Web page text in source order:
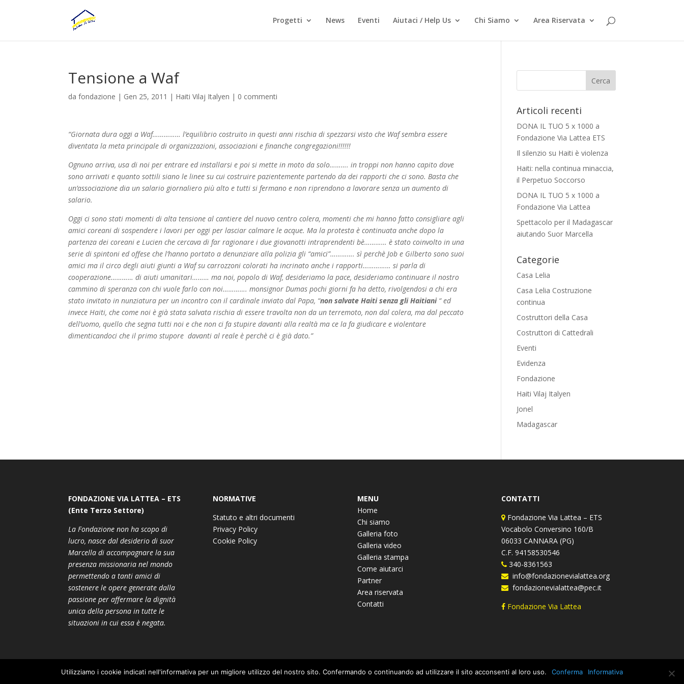
Progetti News Eventi Aiutaci / Help Us Chi Siamo Area Riservata
Tensione a Waf
dafondazione | Gen 25, 2011 | Haiti Vilaj Italyen | 0 commenti
“Giornata dura oggi a Waf…………… l’equilibrio costruito in questi anni rischia di spezzarsi visto che Waf sembra essere
diventata la meta principale di organizzazioni, associazioni e finanche congregazioni!!!!!!
Ognuno arriva, usa di noi per entrare ed installarsi e poi si mette in moto da solo………. in troppi non hanno capito dove
sono arrivati e quanto sottili siano le linee su cui costruire pazientemente partendo da dei rapporti che ci sono. Basta che
un’associazione dia un salario giornaliero più alto e tutti si fermano e non riprendono a lavorare senza un aumento di
salario.
Oggi ci sono stati momenti di alta tensione al cantiere del nuovo centro colera, momenti che mi hanno fatto consigliare agli
amici coreani di sospendere i lavori per oggi per lasciar calmare le acque. Ma la protesta è continuata anche dopo la
partenza dei coreani e Lucien che cercava di far ragionare i due giovanotti intraprendenti bè………… è stato coinvolto in una
serie di spintoni ed offese che l’hanno portato a denunziare alla polizia gli “amici”…………. sì perchè Job e Gilberto sono suoi
amici ma il circo degli aiuti giunti a Waf su carrozzoni colorati ha incrinato anche i rapporti…………… si parla di
cooperazione………… di aiuti umanitari……… ma noi, popolo di Waf, desideriamo la pace, desideriamo continuare il nostro
cammino di speranza con chi vuole farlo con noi…………. monsignor Dumas pochi giorni fa ha detto, rivolgendosi a chi era
stato invitato in nunziatura per un incontro con il cardinale inviato dal Papa, “non salvate Haiti senza gli Haitiani“ ed
invece Haiti, che come noi è già stata salvata rischia di essere travolta non da un terremoto, non dal colera, ma dal peccato
dell’uomo, quello che segna tutti noi e che non ci fa stupire davanti alla realtà ma ce la fa giudicare e violentare
dimenticandoci che il primo stupore davanti al reale è perchè ci è già dato.”
Articoli recenti
DONA IL TUO 5 x 1000 a
Fondazione Via Lattea ETS
Il silenzio su Haiti è violenza
Haiti: nella continua minaccia,
il Perpetuo Soccorso
DONA IL TUO 5 x 1000 a
Fondazione Via Lattea
Spettacolo per il Madagascar
aiutando Suor Marcella
Categorie
Casa Lelia
Casa Lelia Costruzione
continua
Costruttori della Casa
Costruttori di Cattedrali
Eventi
Evidenza
Fondazione
Haiti Vilaj Italyen
Jonel
Madagascar
FONDAZIONE VIA LATTEA – ETS
(Ente Terzo Settore)
La Fondazione non ha scopo di
lucro, nasce dal desiderio di suor
Marcella di accompagnare la sua
presenza missionaria nel mondo
permettendo a tanti amici di
sostenere le opere generate dalla
passione per affermare la dignità
unica della persona in tutte le
situazioni in cui essa è negata.
NORMATIVE
Statuto e altri documenti
Privacy Policy
Cookie Policy
MENU
Home
Chi siamo
Galleria foto
Galleria video
Galleria stampa
Come aiutarci
Partner
Area riservata
Contatti
CONTATTI
Fondazione Via Lattea – ETS
Vocabolo Conversino 160/B
06033 CANNARA (PG)
C.F. 94158530546
340-8361563
info@fondazionevialattea.org
fondazionevialattea@pec.it
Fondazione Via Lattea
Utilizziamo i cookie indicati nell'informativa per un migliore utilizzo del nostro sito. Confermando o continuando ad utilizzare il sito acconsenti al loro uso. Conferma Informativa